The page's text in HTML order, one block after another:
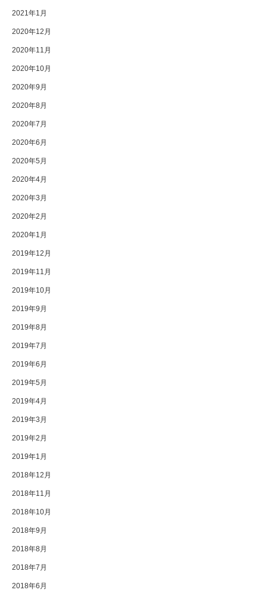
2021年1月
2020年12月
2020年11月
2020年10月
2020年9月
2020年8月
2020年7月
2020年6月
2020年5月
2020年4月
2020年3月
2020年2月
2020年1月
2019年12月
2019年11月
2019年10月
2019年9月
2019年8月
2019年7月
2019年6月
2019年5月
2019年4月
2019年3月
2019年2月
2019年1月
2018年12月
2018年11月
2018年10月
2018年9月
2018年8月
2018年7月
2018年6月